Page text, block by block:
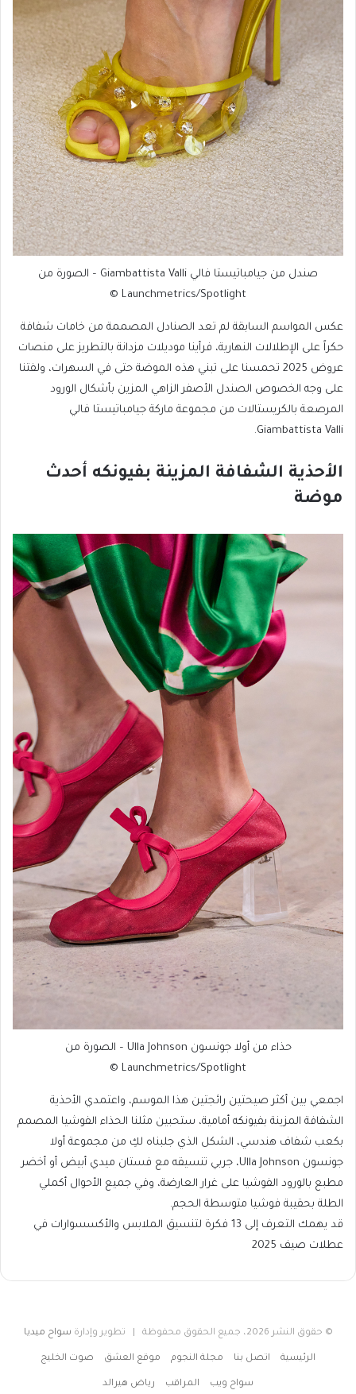
صندل من جيامباتيستا فالي Giambattista Valli – الصورة من
Launchmetrics/Spotlight ©
عكس المواسم السابقة لم تعد الصنادل المصممة من خامات شفافة
حكراً على الإطلالات النهارية، فرأينا موديلات مزدانة بالتطريز على منصات
عروض 2025 تحمسنا على تبني هذه الموضة حتى في السهرات، ولفتنا
على وجه الخصوص الصندل الأصفر الزاهي المزين بأشكال الورود
المرصعة بالكريستالات من مجموعة ماركة جيامباتيستا فالي
Giambattista Valli.
الأحذية الشفافة المزينة بفيونكه أحدث
موضة
حذاء من أولا جونسون Ulla Johnson – الصورة من
Launchmetrics/Spotlight ©
اجمعي بين أكثر صيحتين رائجتين هذا الموسم، واعتمدي الأحذية
الشفافة المزينة بفيونكه أمامية، ستحبين مثلنا الحذاء الفوشيا المصمم
بكعب شفاف هندسي، الشكل الذي جلبناه لكِ من مجموعة أولا
جونسون Ulla Johnson، جربي تنسيقه مع فستان ميدي أبيض أو أخضر
مطبع بالورود الفوشيا على غرار العارضة، وفي جميع الأحوال أكملي
الطلة بحقيبة فوشيا متوسطة الحجم.
قد يهمك التعرف إلى 13 فكرة لتنسيق الملابس والأكسسوارات في
عطلات صيف 2025
© حقوق النشر 2026، جميع الحقوق محفوظة | تطوير وإدارة سواح ميديا
الرئيسية اتصل بنا مجلة النجوم موقع العشق صوت الخليج
سواح ويب المراقب رياض هيرالد